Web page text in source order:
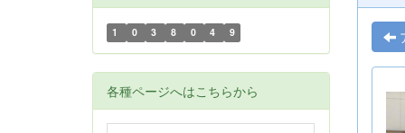
1 0 3 8 0 4 9
各種ページへはこちらから